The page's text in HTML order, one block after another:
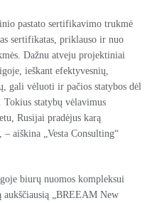
pastato sertifikavimo trukmė
sertifikatas, priklauso ir nuo
Dažnu atveju projektiniai
ieškant efektyvesnių,
gali vėluoti ir pačios statybos dėl
statybų vėlavimus
Rusijai pradėjus karą
aiškina „Vesta Consulting“
biurų nuomos kompleksui
aukščiausią „BREEAM New